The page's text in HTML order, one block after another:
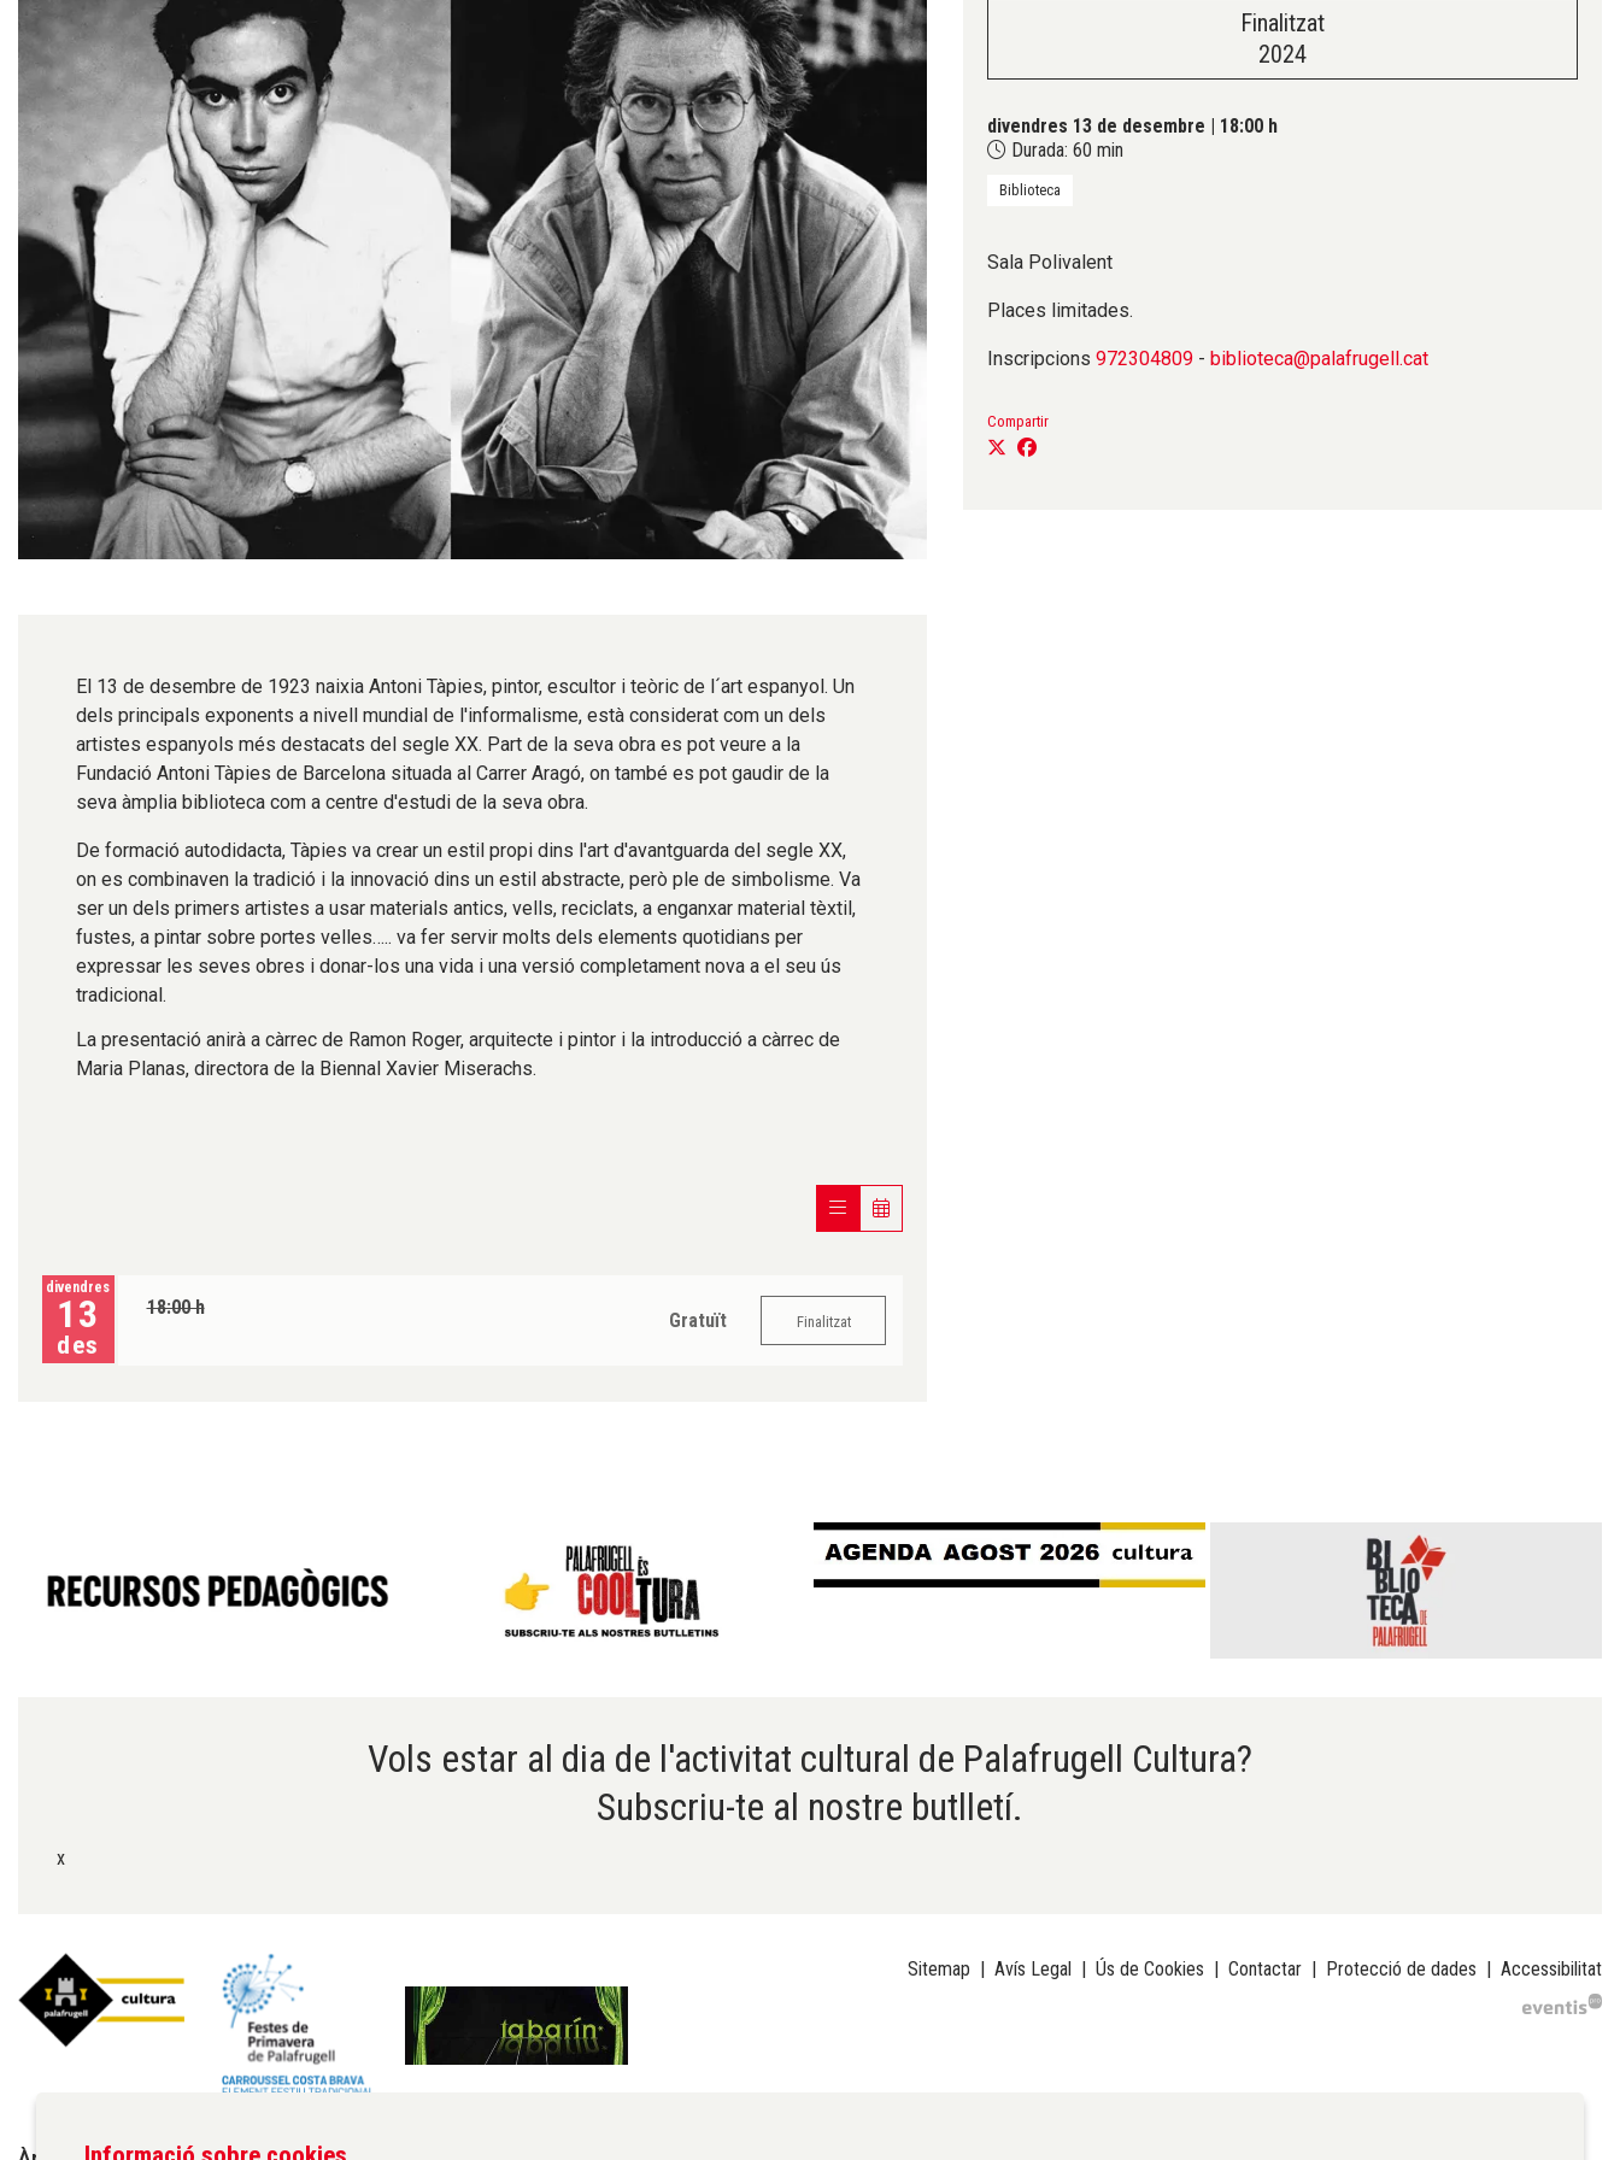
Finalitzat
2024
divendres 13 de desembre | 18:00 h
Durada: 60 min
Biblioteca
Sala Polivalent
Places limitades.
Inscripcions 972304809 - biblioteca@palafrugell.cat
Compartir
El 13 de desembre de 1923 naixia Antoni Tàpies, pintor, escultor i teòric de l´art espanyol. Un
dels principals exponents a nivell mundial de l'informalisme, està considerat com un dels
artistes espanyols més destacats del segle XX. Part de la seva obra es pot veure a la
Fundació Antoni Tàpies de Barcelona situada al Carrer Aragó, on també es pot gaudir de la
seva àmplia biblioteca com a centre d'estudi de la seva obra.
De formació autodidacta, Tàpies va crear un estil propi dins l'art d'avantguarda del segle XX,
on es combinaven la tradició i la innovació dins un estil abstracte, però ple de simbolisme. Va
ser un dels primers artistes a usar materials antics, vells, reciclats, a enganxar material tèxtil,
fustes, a pintar sobre portes velles….. va fer servir molts dels elements quotidians per
expressar les seves obres i donar-los una vida i una versió completament nova a el seu ús
tradicional.
La presentació anirà a càrrec de Ramon Roger, arquitecte i pintor i la introducció a càrrec de
Maria Planas, directora de la Biennal Xavier Miserachs.
divendres
13
des
18:00 h
Gratuït Finalitzat
Vols estar al dia de l'activitat cultural de Palafrugell Cultura?
Subscriu-te al nostre butlletí.
x
Sitemap | Avís Legal | Ús de Cookies | Contactar | Protecció de dades | Accessibilitat